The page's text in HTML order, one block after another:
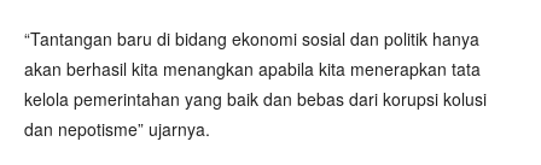
“Tantangan baru di bidang ekonomi sosial dan politik hanya
akan berhasil kita menangkan apabila kita menerapkan tata
kelola pemerintahan yang baik dan bebas dari korupsi kolusi
dan nepotisme” ujarnya.